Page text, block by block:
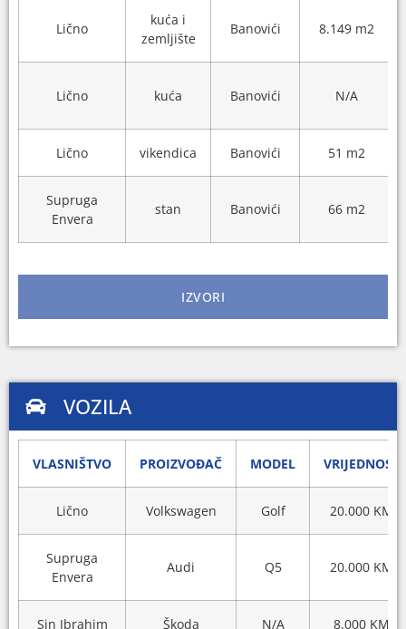
Lično
kuća i
zemljište
Banovići 8.149 m2
Lično kuća Banovići N/A
Lično vikendica Banovići 51 m2
Supruga
Envera
stan Banovići 66 m2
IZVORI
VOZILA
VLASNIŠTVO PROIZVOĐAČ MODEL VRIJEDNOST
Lično Volkswagen Golf 20.000 KM
Supruga
Envera
Audi Q5 20.000 KM
Sin Ibrahim Škoda N/A 8.000 KM